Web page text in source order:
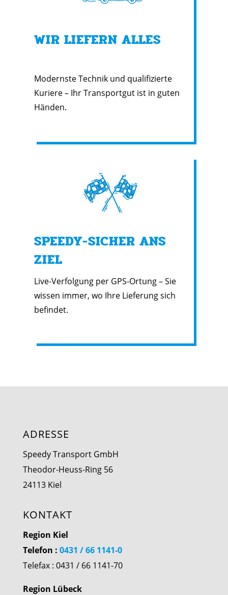
WIR LIEFERN ALLES
Modernste Technik und qualifizierte
Kuriere – Ihr Transportgut ist in guten
Händen.
SPEEDY-SICHER ANS
ZIEL
Live-Verfolgung per GPS-Ortung – Sie
wissen immer, wo Ihre Lieferung sich
befindet.
ADRESSE
Speedy Transport GmbH
Theodor-Heuss-Ring 56
24113 Kiel
KONTAKT
Region Kiel
Telefon : 0431 / 66 1141-0
Telefax : 0431 / 66 1141-70
Region Lübeck